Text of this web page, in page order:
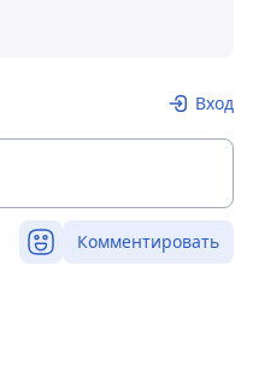
Вход
Комментировать